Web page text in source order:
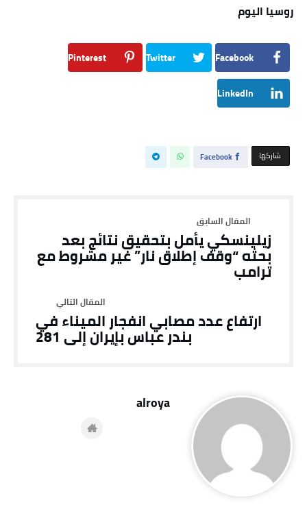
روسيا اليوم
Facebook
Twitter
Pinterest
LinkedIn
‫‫ شاركها‬ Facebook
زيلينسكي يأمل بتحقيق نتائج بعد
بحثه “وقف إطلاق نار” غير مشروط مع
ترامب
ارتفاع عدد مصابي انفجار الميناء في
بندر عباس بإيران إلى 281
alroya